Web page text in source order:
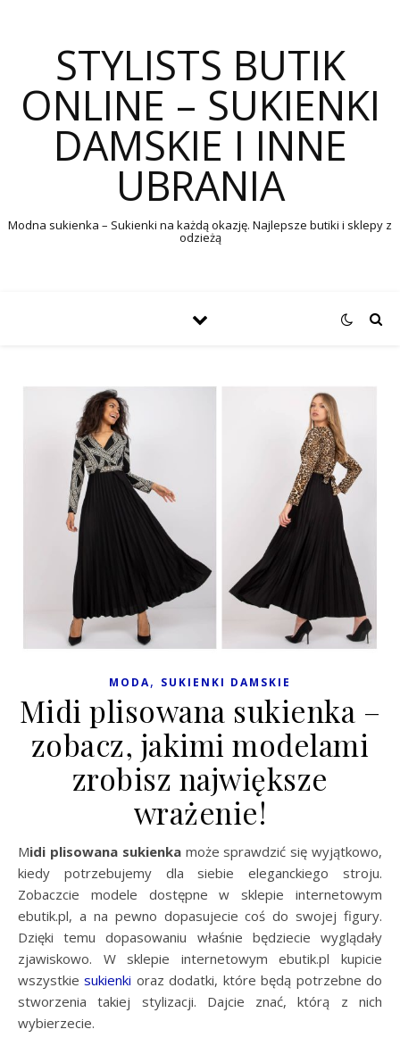
STYLISTS BUTIK
ONLINE – SUKIENKI
DAMSKIE I INNE
UBRANIA
Modna sukienka – Sukienki na każdą okazję. Najlepsze butiki i sklepy z
odzieżą
MODA, SUKIENKI DAMSKIE
Midi plisowana sukienka –
zobacz, jakimi modelami
zrobisz największe
wrażenie!
Midi plisowana sukienkamoże sprawdzić się wyjątkowo,
kiedy potrzebujemy dla siebie eleganckiego stroju.
Zobaczcie modele dostępne w sklepie internetowym
ebutik.pl, a na pewno dopasujecie coś do swojej figury.
Dzięki temu dopasowaniu właśnie będziecie wyglądały
zjawiskowo. W sklepie internetowym ebutik.pl kupicie
wszystkiesukienki oraz dodatki, które będą potrzebne do
stworzenia takiej stylizacji. Dajcie znać, którą z nich
wybierzecie.